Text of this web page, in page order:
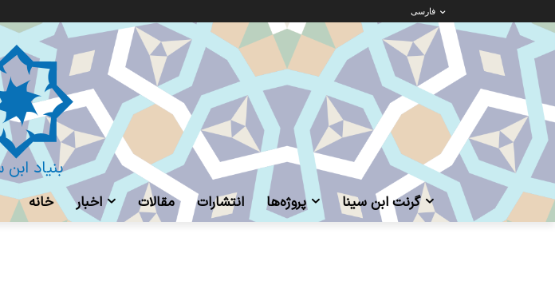
فارسی
بنیاد ابن
خانه اخبار مقالات انتشارات پروژه‌ها گرنت ابن‌ سینا